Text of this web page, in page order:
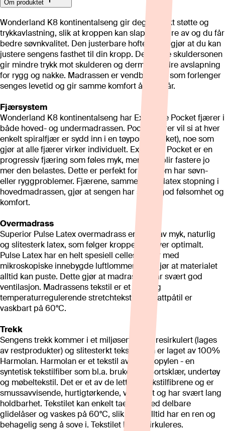
Om produktet
Wonderland K8 kontinentalseng gir deg perfekt støtte og
trykkavlastning, slik at kroppen kan slappe bedre av og du får
bedre søvnkvalitet. Den justerbare hoftesonen gjør at du kan
justere sengens fasthet til din kropp. Den myke skuldersonen
gir mindre trykk mot skulderen og dermed bedre avslapning
for rygg og nakke. Madrassen er vendbar, noe som forlenger
senges levetid og gir samme komfort år etter år.
Fjærsystem
Wonderland K8 kontinentalseng har Exclusive Pocket fjærer i
både hoved- og undermadrassen. Pocketfjærer vil si at hver
enkelt spiralfjær er sydd inn i en tøypose (pocket), noe som
gjør at alle fjærer virker individuelt. Exclusive Pocket er en
progressiv fjæring som føles myk, men som blir fastere jo
mer den belastes. Dette er perfekt for deg som har søvn-
eller ryggproblemer. Fjærene, sammen med latex stopning i
hovedmadrassen, gjør at sengen har svært god følsomhet og
komfort.
Overmadrass
Superior Pulse Latex overmadrass er laget av myk, naturlig
og slitesterk latex, som følger kroppens kurver optimalt.
Pulse Latex har en helt spesiell cellestruktur med
mikroskopiske innebygde luftlommer som gjør at materialet
alltid kan puste. Dette gjør at madrassen har svært god
ventilasjon. Madrassens tekstil er et mykt og
temperaturregulerende stretchtekstil, som attpåtil er
vaskbart på 60°C.
Trekk
Sengens trekk kommer i et miljøsertifisert, resirkulert (lages
av restprodukter) og slitesterkt tekstil, som er laget av 100%
Harmolan. Harmolan er et tekstil av polypropylen - en
syntetisk tekstilfiber som bl.a. brukes til sportsklær, undertøy
og møbeltekstil. Det er et av de letteste tekstilfibrene og er
smussavvisende, hurtigtørkende, vaskbart og har svært lang
holdbarhet. Tekstilet kan enkelt taes av med delbare
glidelåser og vaskes på 60°C, slik at du alltid har en ren og
behagelig seng å sove i. Tekstilet kan resirkuleres.